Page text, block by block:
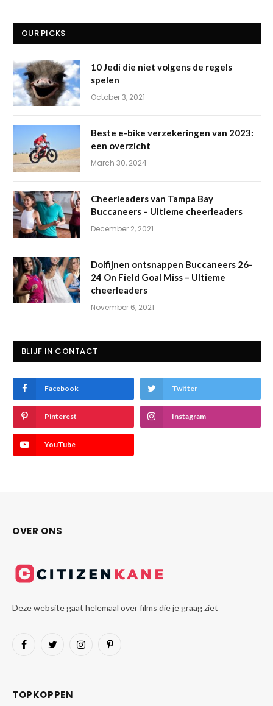
OUR PICKS
10 Jedi die niet volgens de regels
spelen
October 3, 2021
Beste e-bike verzekeringen van 2023:
een overzicht
March 30, 2024
Cheerleaders van Tampa Bay
Buccaneers – Ultieme cheerleaders
December 2, 2021
Dolfijnen ontsnappen Buccaneers 26-
24 On Field Goal Miss – Ultieme
cheerleaders
November 6, 2021
BLIJF IN CONTACT
Facebook Twitter
Pinterest Instagram
YouTube
OVER ONS
Deze website gaat helemaal over films die je graag ziet
FacebookTwitterInstagramPinterest
TOPKOPPEN